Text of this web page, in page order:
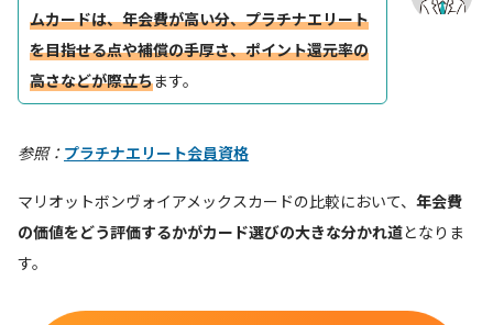
ムカードは、年会費が高い分、プラチナエリート
を目指せる点や補償の手厚さ、ポイント還元率の
高さなどが際立ちます。
参照： プラチナエリート会員資格
マリオットボンヴォイアメックスカードの比較において、 年会費
の価値をどう評価するかがカード選びの大きな分かれ道となりま
す。